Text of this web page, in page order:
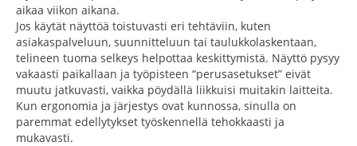
aikaa viikon aikana.
Jos käytät näyttöä toistuvasti eri tehtäviin, kuten
asiakaspalveluun, suunnitteluun tai taulukkolaskentaan,
telineen tuoma selkeys helpottaa keskittymistä. Näyttö pysyy
vakaasti paikallaan ja työpisteen “perusasetukset” eivät
muutu jatkuvasti, vaikka pöydällä liikkuisi muitakin laitteita.
Kun ergonomia ja järjestys ovat kunnossa, sinulla on
paremmat edellytykset työskennellä tehokkaasti ja
mukavasti.